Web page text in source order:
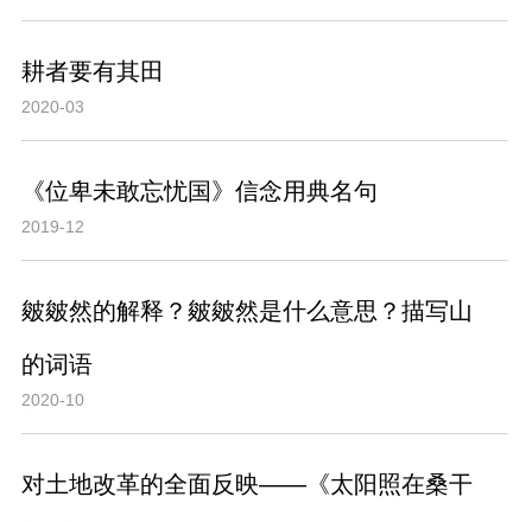
耕者要有其田
2020-03
《位卑未敢忘忧国》信念用典名句
2019-12
皴皴然的解释？皴皴然是什么意思？描写山
的词语
2020-10
对土地改革的全面反映——《太阳照在桑干